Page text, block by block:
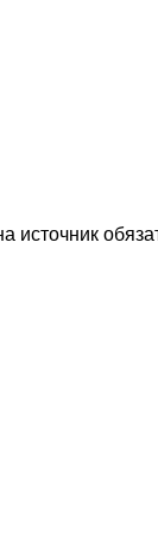
источник